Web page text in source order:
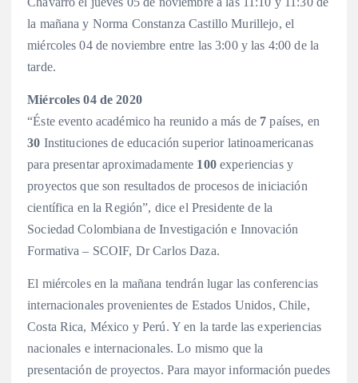
la mañana y Norma Constanza Castillo Murillejo, el
miércoles 04 de noviembre entre las 3:00 y las 4:00 de la
tarde.
Miércoles 04 de 2020
“Éste evento académico ha reunido a más de 7 países, en
30 Instituciones de educación superior latinoamericanas
para presentar aproximadamente 100experiencias y
proyectos que son resultados de procesos de iniciación
científica en la Región”, dice el Presidente de la
Sociedad Colombiana de Investigación e Innovación
Formativa – SCOIF, Dr Carlos Daza.
El miércoles en la mañana tendrán lugar las conferencias
internacionales provenientes de Estados Unidos, Chile,
Costa Rica, México y Perú. Y en la tarde las experiencias
nacionales e internacionales. Lo mismo que la
presentación de proyectos. Para mayor información puedes